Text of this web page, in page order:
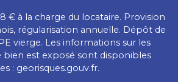
€ à la charge du locataire. Provision
régularisation annuelle. Dépôt de
vierge. Les informations sur les
bien est exposé sont disponibles
: georisques.gouv.fr.